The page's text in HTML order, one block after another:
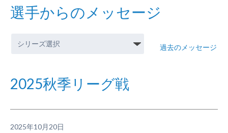
選手からのメッセージ
過去のメッセージ
2025秋季リーグ戦
2025年10月20日